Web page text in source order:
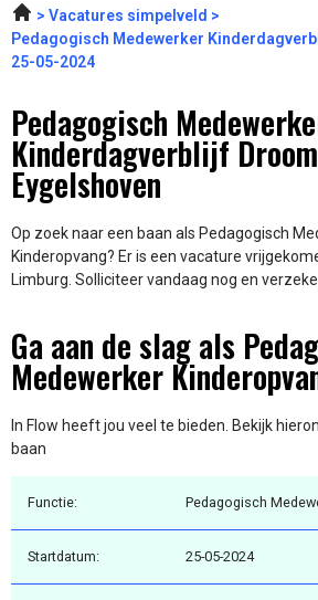
Vacatures simpelveld
Pedagogisch Medewerker
25-05-2024
Pedagogisch
Kinderdagverblijf
Eygelshoven
Op zoek naar een baan als Pedagogisch
Kinderopvang? Er is een vacature
Limburg. Solliciteer vandaag nog en
Ga aan de slag als
Medewerker
In Flow heeft jou veel te bieden. Bekijk
baan
Functie: Pedagogisch
Startdatum: 25-05-2024